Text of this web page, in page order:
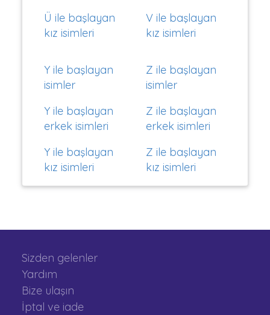
Ü ile başlayan
kız isimleri
V ile başlayan
kız isimleri
Y ile başlayan
isimler
Y ile başlayan
erkek isimleri
Y ile başlayan
kız isimleri
Z ile başlayan
isimler
Z ile başlayan
erkek isimleri
Z ile başlayan
kız isimleri
Sizden gelenler
Yardım
Bize ulaşın
İptal ve iade